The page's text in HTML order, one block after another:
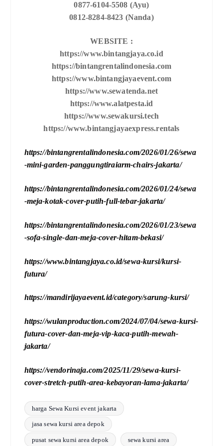
0877-6104-5508 (Ayu)
0812-8284-8423 (Nanda)
WEBSITE :
https://www.bintangjaya.co.id
https://bintangrentalindonesia.com
https://www.bintangjayaevent.com
https://www.sewatenda.net
https://www.alatpesta.id
https://www.sewakursi.tech
https://www.bintangjayaexpress.rentals
https://bintangrentalindonesia.com/2026/01/26/sewa
-mini-garden-panggungtiraiarm-chairs-jakarta/
https://bintangrentalindonesia.com/2026/01/24/sewa
-meja-kotak-cover-putih-full-tebar-jakarta/
https://bintangrentalindonesia.com/2026/01/23/sewa
-sofa-single-dan-meja-cover-hitam-bekasi/
https://www.bintangjaya.co.id/sewa-kursi/kursi-
futura/
https://mandirijayaevent.id/category/sarung-kursi/
https://wulanproduction.com/2024/07/04/sewa-kursi-
futura-cover-dan-meja-vip-kaca-putih-mewah-
jakarta/
https://vendorinaja.com/2025/11/29/sewa-kursi-
cover-stretch-putih-area-kebayoran-lama-jakarta/
harga Sewa Kursi event jakarta
jasa sewa kursi area depok
pusat sewa kursi area depok sewa kursi area